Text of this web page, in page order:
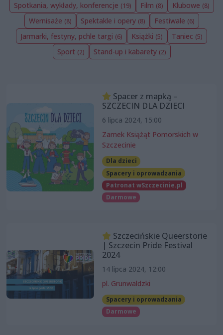
Spotkania, wykłady, konferencje (19) Film (8) Klubowe (8)
Wernisaże (8) Spektakle i opery (8) Festiwale (6)
Jarmarki, festyny, pchle targi (6) Książki (5) Taniec (5)
Sport (2) Stand-up i kabarety (2)
Spacer z mapką –
SZCZECIN DLA DZIECI
6 lipca 2024, 15:00
Zamek Książąt Pomorskich w
Szczecinie
Dla dzieci
Spacery i oprowadzania
Patronat wSzczecinie.pl
Darmowe
Szczecińskie Queerstorie
| Szczecin Pride Festival
2024
14 lipca 2024, 12:00
pl. Grunwaldzki
Spacery i oprowadzania
Darmowe